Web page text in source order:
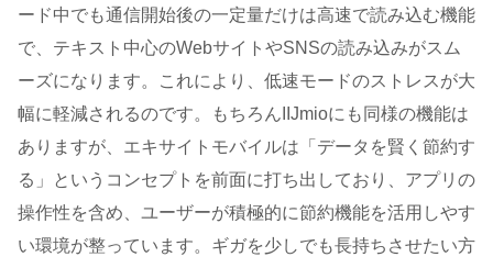
ード中でも通信開始後の一定量だけは高速で読み込む機能
で、テキスト中心のWebサイトやSNSの読み込みがスム
ーズになります。これにより、低速モードのストレスが大
幅に軽減されるのです。もちろんIIJmioにも同様の機能は
ありますが、エキサイトモバイルは「データを賢く節約す
る」というコンセプトを前面に打ち出しており、アプリの
操作性を含め、ユーザーが積極的に節約機能を活用しやす
い環境が整っています。ギガを少しでも長持ちさせたい方